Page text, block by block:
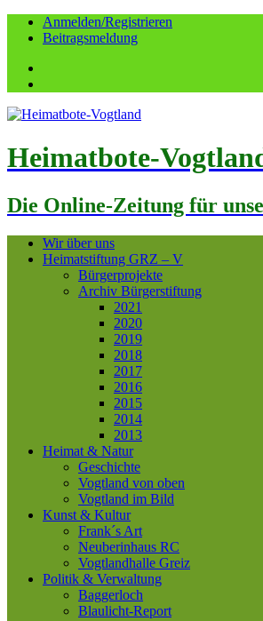
Anmelden/Registrieren
Beitragsmeldung
Heimatbote-
Die Online-Zeitung für
Wir über uns
Heimatstiftung GRZ – V
Bürgerprojekte
Archiv Bürgerstiftung
2021
2020
2019
2018
2017
2016
2015
2014
2013
Heimat & Natur
Geschichte
Vogtland von oben
Vogtland im Bild
Kunst & Kultur
Frank´s Art
Neuberinhaus RC
Vogtlandhalle Greiz
Politik & Verwaltung
Baggerloch
Blaulicht-Report